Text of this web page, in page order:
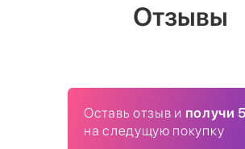
Отзывы
Оставь отзыв и получи
на следущую покупку